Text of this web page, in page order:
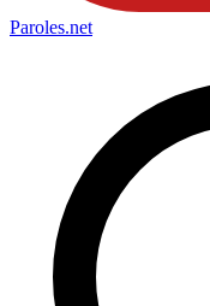
Paroles.net